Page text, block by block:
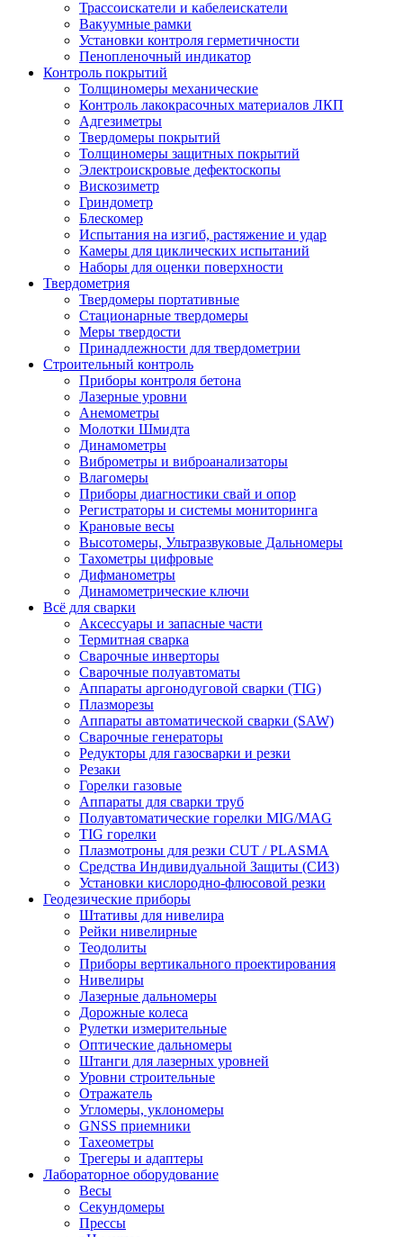
Трассоискатели и кабелеискатели
Вакуумные рамки
Установки контроля герметичности
Пенопленочный индикатор
Контроль покрытий
Толщиномеры механические
Контроль лакокрасочных материалов ЛКП
Адгезиметры
Твердомеры покрытий
Толщиномеры защитных покрытий
Электроискровые дефектоскопы
Вискозиметр
Гриндометр
Блескомер
Испытания на изгиб, растяжение и удар
Камеры для циклических испытаний
Наборы для оценки поверхности
Твердометрия
Твердомеры портативные
Стационарные твердомеры
Меры твердости
Принадлежности для твердометрии
Строительный контроль
Приборы контроля бетона
Лазерные уровни
Анемометры
Молотки Шмидта
Динамометры
Виброметры и виброанализаторы
Влагомеры
Приборы диагностики свай и опор
Регистраторы и системы мониторинга
Крановые весы
Высотомеры, Ультразвуковые Дальномеры
Тахометры цифровые
Дифманометры
Динамометрические ключи
Всё для сварки
Аксессуары и запасные части
Термитная сварка
Сварочные инверторы
Сварочные полуавтоматы
Аппараты аргонодуговой сварки (TIG)
Плазморезы
Аппараты автоматической сварки (SAW)
Сварочные генераторы
Редукторы для газосварки и резки
Резаки
Горелки газовые
Аппараты для сварки труб
Полуавтоматические горелки MIG/MAG
TIG горелки
Плазмотроны для резки CUT / PLASMA
Средства Индивидуальной Защиты (СИЗ)
Установки кислородно-флюсовой резки
Геодезические приборы
Штативы для нивелира
Рейки нивелирные
Теодолиты
Приборы вертикального проектирования
Нивелиры
Лазерные дальномеры
Дорожные колеса
Рулетки измерительные
Оптические дальномеры
Штанги для лазерных уровней
Уровни строительные
Отражатель
Угломеры, уклономеры
GNSS приемники
Тахеометры
Трегеры и адаптеры
Лабораторное оборудование
Весы
Секундомеры
Прессы